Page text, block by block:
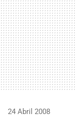
24 Abril 2008